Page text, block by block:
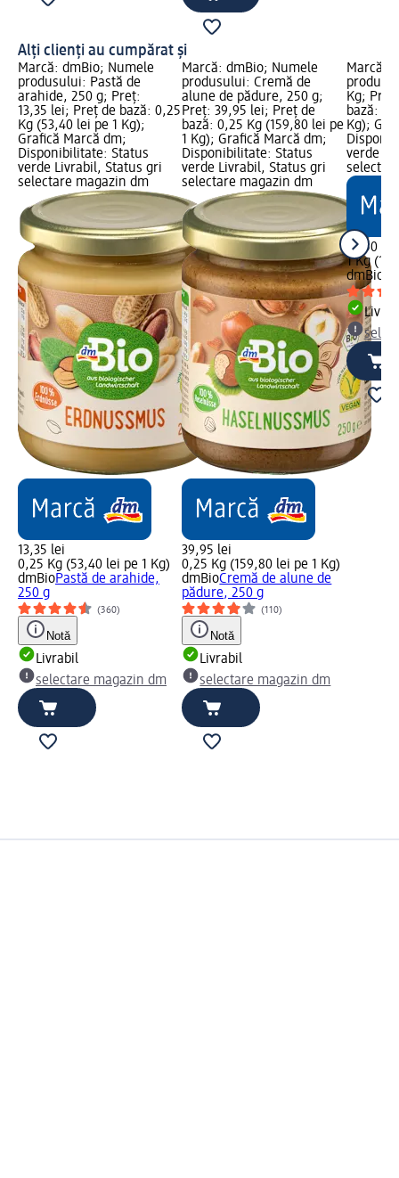
Alți clienți au cumpărat și
Marcă: dmBio; Numele
produsului: Pastă de
arahide, 250 g; Preț:
13,35 lei; Preț de bază: 0,25
Kg (53,40 lei pe 1 Kg);
Grafică Marcă dm;
Disponibilitate: Status
verde Livrabil, Status gri
selectare magazin dm
13,35 lei
0,25 Kg (53,40 lei pe 1 Kg)
dmBioPastă de arahide,
250 g
(360)
Notă
Livrabil
selectare magazin dm
Marcă: dmBio; Numele
produsului: Cremă de
alune de pădure, 250 g;
Preț: 39,95 lei; Preț de
bază: 0,25 Kg (159,80 lei pe
1 Kg); Grafică Marcă dm;
Disponibilitate: Status
verde Livrabil, Status gri
selectare magazin dm
39,95 lei
0,25 Kg (159,80 lei pe 1 Kg)
dmBioCremă de alune de
pădure, 250 g
(110)
Notă
Livrabil
selectare magazin dm
Marcă:
Kg;
bază: 1
Kg);
verde
10,50 lei
1 Kg
dmBio